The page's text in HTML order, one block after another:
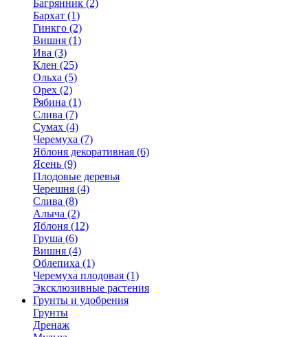
Багрянник (2)
Бархат (1)
Гинкго (2)
Вишня (1)
Ива (3)
Клен (25)
Ольха (5)
Орех (2)
Рябина (1)
Слива (7)
Сумах (4)
Черемуха (7)
Яблоня декоративная (6)
Ясень (9)
Плодовые деревья
Черешня (4)
Слива (8)
Алыча (2)
Яблоня (12)
Груша (6)
Вишня (4)
Облепиха (1)
Черемуха плодовая (1)
Эксклюзивные растения
Грунты и удобрения
Грунты
Дренаж